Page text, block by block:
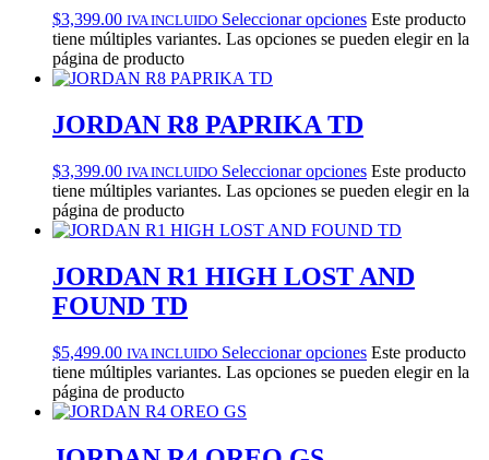
$3,399.00 IVA INCLUIDO Seleccionar opciones Este producto
tiene múltiples variantes. Las opciones se pueden elegir en la
página de producto
JORDAN R8 PAPRIKA TD
$3,399.00 IVA INCLUIDO Seleccionar opciones Este producto
tiene múltiples variantes. Las opciones se pueden elegir en la
página de producto
JORDAN R1 HIGH LOST AND
FOUND TD
$5,499.00 IVA INCLUIDO Seleccionar opciones Este producto
tiene múltiples variantes. Las opciones se pueden elegir en la
página de producto